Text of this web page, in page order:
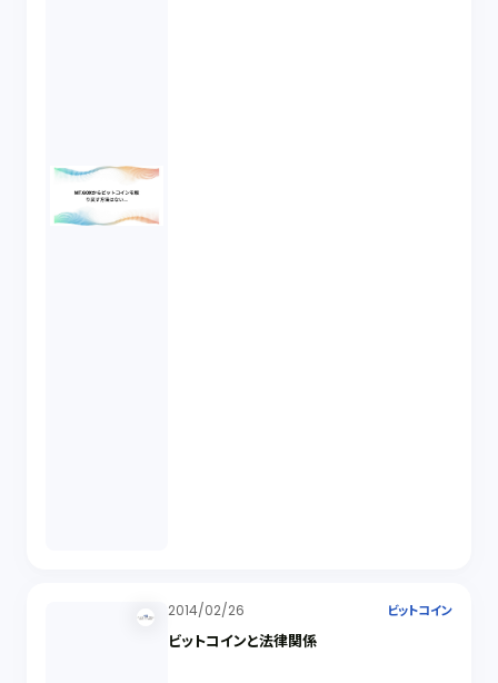
2014/02/26 ビットコイン
ビットコインと法律関係